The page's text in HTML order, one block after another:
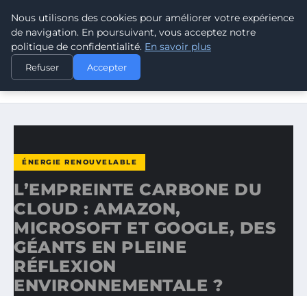
CLIMATE RESPONSE BLOG
ACCUEIL
ÉNERGIE RENOUVELABLE
L’EMPREINTE CARBONE DU CLOUD : AMAZON, MICROSOFT
ÉNERGIE RENOUVELABLE
L’EMPREINTE CARBONE DU
CLOUD : AMAZON,
MICROSOFT ET GOOGLE, DES
GÉANTS EN PLEINE
RÉFLEXION
ENVIRONNEMENTALE ?
Nous utilisons des cookies pour améliorer votre expérience
de navigation. En poursuivant, vous acceptez notre
politique de confidentialité. En savoir plus
Refuser Accepter